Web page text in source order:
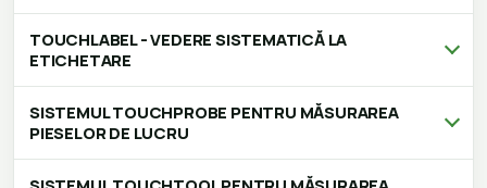
TOUCHLABEL - VEDERE SISTEMATICĂ LA
ETICHETARE
SISTEMUL TOUCHPROBE PENTRU MĂSURAREA
PIESELOR DE LUCRU